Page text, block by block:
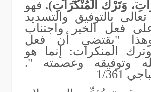
وَتَرْكَ المُنْكَرَاتِ). فهو
بالتوفيق والتسديد
على فعل الخير واجتناب
"يقتضي أن فعل
المنكرات: إنما هو
وتوفيقه وعصمته ".
1/361